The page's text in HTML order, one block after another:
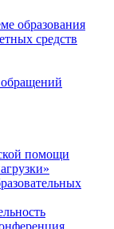
образования
средств
помощи